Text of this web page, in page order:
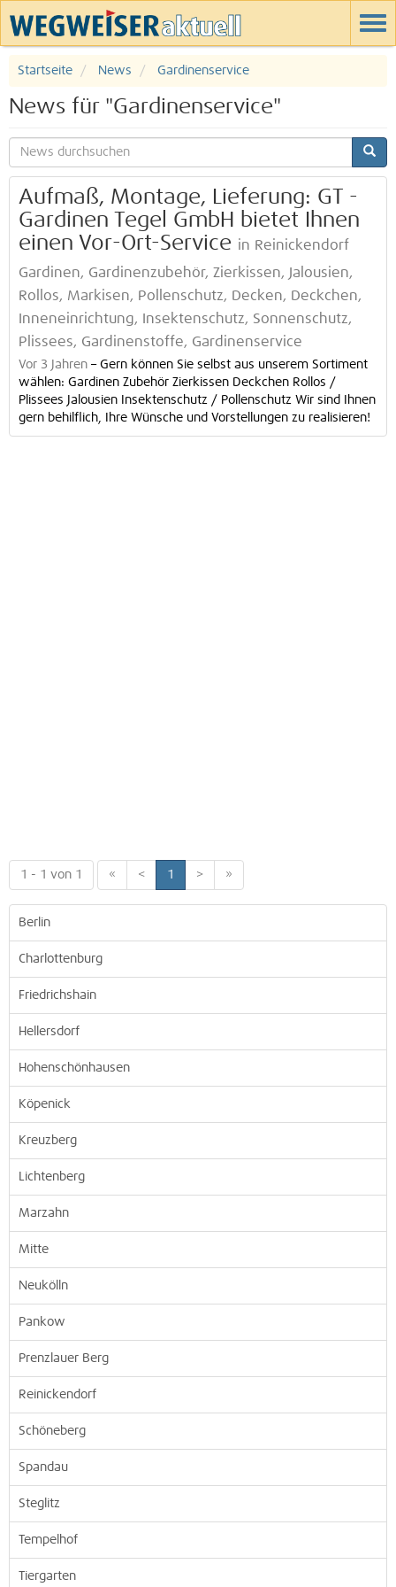
Startseite News Gardinenservice
News für "Gardinenservice"
Aufmaß, Montage, Lieferung: GT -
Gardinen Tegel GmbH bietet Ihnen
einen Vor-Ort-Service in Reinickendorf
Gardinen, Gardinenzubehör, Zierkissen, Jalousien,
Rollos, Markisen, Pollenschutz, Decken, Deckchen,
Inneneinrichtung, Insektenschutz, Sonnenschutz,
Plissees, Gardinenstoffe, Gardinenservice
Vor 3 Jahren – Gern können Sie selbst aus unserem Sortiment
wählen: Gardinen Zubehör Zierkissen Deckchen Rollos /
Plissees Jalousien Insektenschutz / Pollenschutz Wir sind Ihnen
gern behilflich, Ihre Wünsche und Vorstellungen zu realisieren!
1 - 1 von 1 « < 1 > »
Berlin
Charlottenburg
Friedrichshain
Hellersdorf
Hohenschönhausen
Köpenick
Kreuzberg
Lichtenberg
Marzahn
Mitte
Neukölln
Pankow
Prenzlauer Berg
Reinickendorf
Schöneberg
Spandau
Steglitz
Tempelhof
Tiergarten